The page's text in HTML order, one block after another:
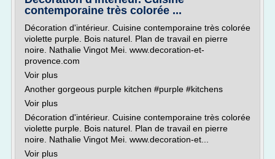
contemporaine très colorée ...
Décoration d'intérieur. Cuisine contemporaine très colorée
violette purple. Bois naturel. Plan de travail en pierre
noire. Nathalie Vingot Mei. www.decoration-et-
provence.com
Voir plus
Another gorgeous purple kitchen #purple #kitchens
Voir plus
Décoration d'intérieur. Cuisine contemporaine très colorée
violette purple. Bois naturel. Plan de travail en pierre
noire. Nathalie Vingot Mei. www.decoration-et...
Voir plus